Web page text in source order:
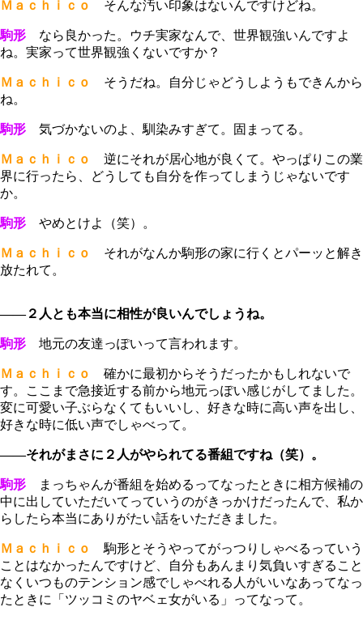
Ｍａｃｈｉｃｏ そんな汚い印象はないんですけどね。
駒形 なら良かった。ウチ実家なんで、世界観強いんですよ
ね。実家って世界観強くないですか？
Ｍａｃｈｉｃｏ
そうだね。自分じゃどうしようもできんから
ね。
駒形 気づかないのよ、馴染みすぎて。固まってる。
Ｍａｃｈｉｃｏ
逆にそれが居心地が良くて。やっぱりこの業
界に行ったら、どうしても自分を作ってしまうじゃないです
か。
駒形 やめとけよ（笑）。
Ｍａｃｈｉｃｏ
それがなんか駒形の家に行くとパーッと解き
放たれて。
――２人とも本当に相性が良いんでしょうね。
駒形 地元の友達っぽいって言われます。
Ｍａｃｈｉｃｏ
確かに最初からそうだったかもしれないで
す。ここまで急接近する前から地元っぽい感じがしてました。
変に可愛い子ぶらなくてもいいし、好きな時に高い声を出し、
好きな時に低い声でしゃべって。
――それがまさに２人がやられてる番組ですね（笑）。
駒形 まっちゃんが番組を始めるってなったときに相方候補の
中に出していただいてっていうのがきっかけだったんで、私か
らしたら本当にありがたい話をいただきました。
Ｍａｃｈｉｃｏ
駒形とそうやってがっつりしゃべるっていう
ことはなかったんですけど、自分もあんまり気負いすぎること
なくいつものテンション感でしゃべれる人がいいなあってなっ
たときに「ツッコミのヤベェ女がいる」ってなって。